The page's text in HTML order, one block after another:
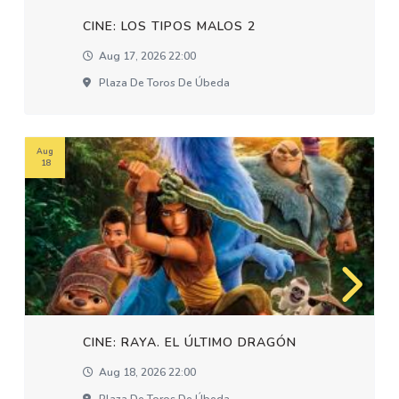
CINE: LOS TIPOS MALOS 2
Aug 17, 2026 22:00
Plaza De Toros De Úbeda
CINE: RAYA. EL ÚLTIMO DRAGÓN
Aug 18, 2026 22:00
Aug
18